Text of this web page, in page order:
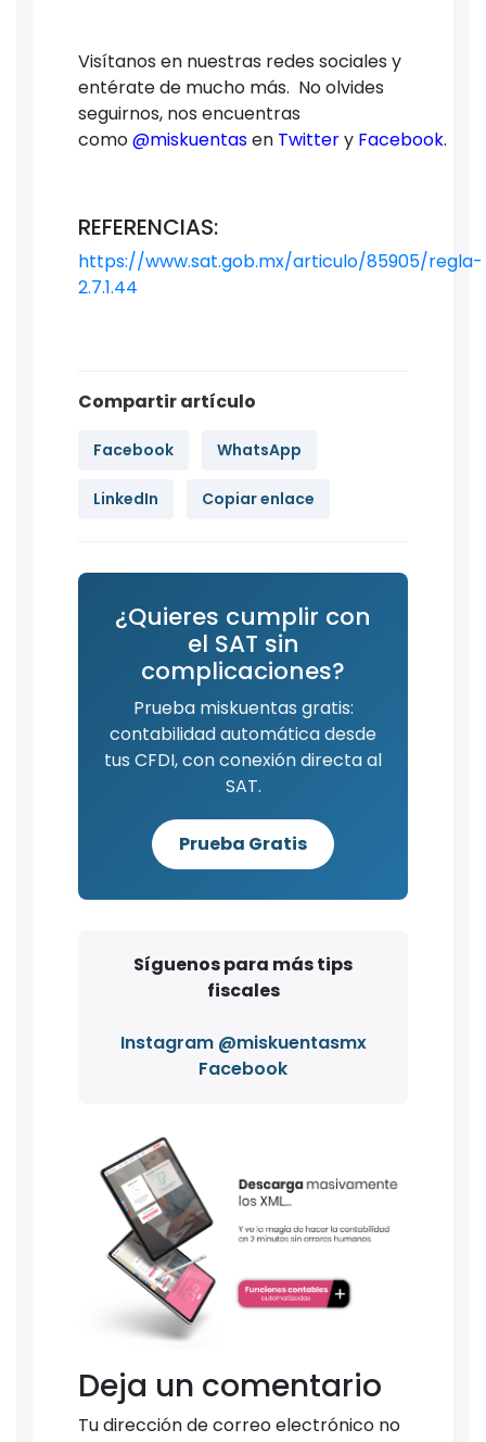
Visítanos en nuestras redes sociales y
entérate de mucho más. No olvides
seguirnos, nos encuentras
como@miskuentasen Twittery Facebook.
REFERENCIAS:
https://www.sat.gob.mx/articulo/85905/regla-
2.7.1.44
Compartir artículo
Facebook WhatsApp
LinkedIn Copiar enlace
¿Quieres cumplir con
el SAT sin
complicaciones?
Prueba miskuentas gratis:
contabilidad automática desde
tus CFDI, con conexión directa al
SAT.
Prueba Gratis
Síguenos para más tips
fiscales
Instagram @miskuentasmx
Facebook
Deja un comentario
Tu dirección de correo electrónico no